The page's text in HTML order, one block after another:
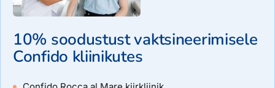
10% soodustust vaktsineerimisele
Confido kliinikutes